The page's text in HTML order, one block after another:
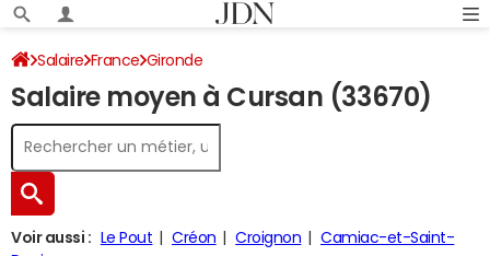
Salaire France Gironde
Salaire moyen à Cursan (33670)
Voir aussi : Le Pout Créon Croignon
Camiac-et-Saint-